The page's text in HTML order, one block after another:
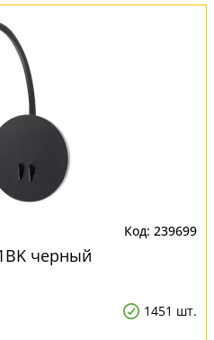
239699
черный
1451 шт.